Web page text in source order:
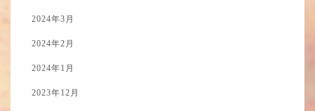
2024年3月
2024年2月
2024年1月
2023年12月